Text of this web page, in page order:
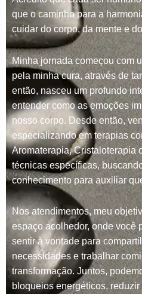
que o caminho para a
cuidar do corpo, da mente e
Minha jornada começou com
pela minha cura, através de
então, nasceu um profundo
entender como as emoções
nosso corpo. Desde então,
especializando em terapias
Aromaterapia, Cristaloterapia
técnicas específicas,
conhecimento para auxiliar
Nos atendimentos, meu
espaço acolhedor, onde você
sentir à vontade para
necessidades e trabalhar
transformação. Juntos,
bloqueios energéticos, reduzir